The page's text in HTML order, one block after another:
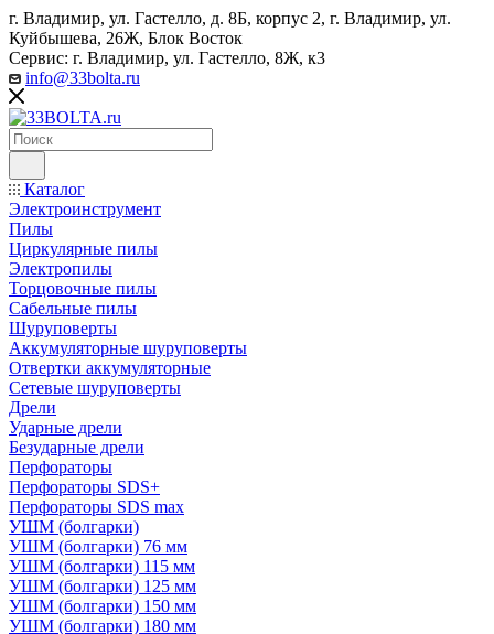
г. Владимир, ул. Гастелло, д. 8Б, корпус 2, г. Владимир, ул. ​
Куйбышева, 26Ж, Блок Восток
Сервис: г. Владимир, ул. Гастелло, 8Ж, к3
info@33bolta.ru
Каталог
Электроинструмент
Пилы
Циркулярные пилы
Электропилы
Торцовочные пилы
Сабельные пилы
Шуруповерты
Аккумуляторные шуруповерты
Отвертки аккумуляторные
Сетевые шуруповерты
Дрели
Ударные дрели
Безударные дрели
Перфораторы
Перфораторы SDS+
Перфораторы SDS max
УШМ (болгарки)
УШМ (болгарки) 76 мм
УШМ (болгарки) 115 мм
УШМ (болгарки) 125 мм
УШМ (болгарки) 150 мм
УШМ (болгарки) 180 мм